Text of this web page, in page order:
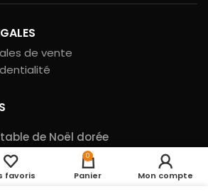
de vente
de Noël dorée
2025
7
en
stock
AJOUTER
favoris
0
Panier Mon compte